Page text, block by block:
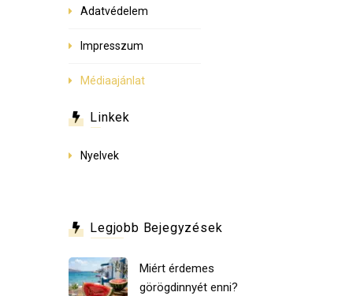
Adatvédelem
Impresszum
Médiaajánlat
Linkek
Nyelvek
Legjobb Bejegyzések
Miért érdemes
görögdinnyét enni?